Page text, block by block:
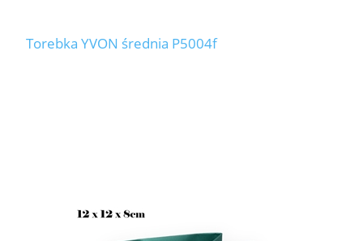
Torebka YVON średnia P5004f